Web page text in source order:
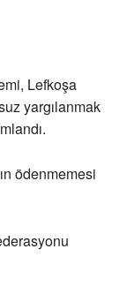
Lefkoşa
yargılanmak
ödenmemesi